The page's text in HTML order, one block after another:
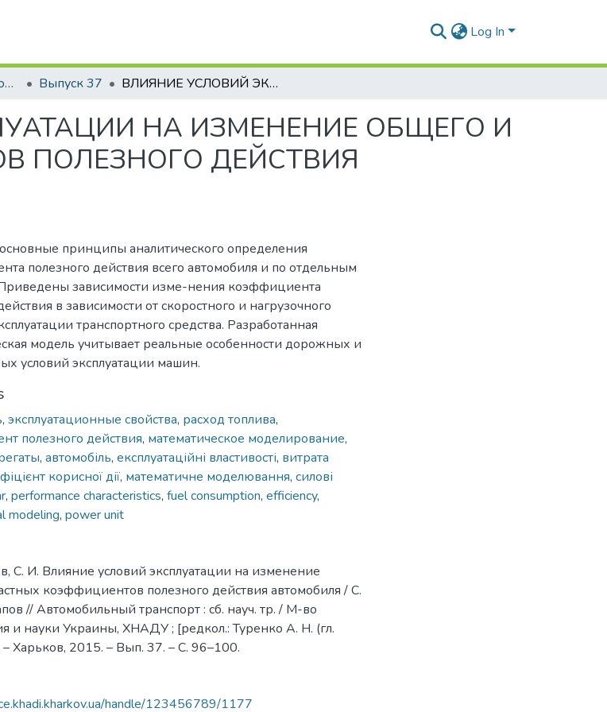
Log In
Автомобільний транспорт / Автомобильный транспорт Выпуск 37 ВЛИЯНИЕ УСЛОВИЙ ЭКСПЛУАТАЦИИ НА ИЗМЕНЕНИЕ ОБЩЕГО И ЧАСТНЫХ КОЭФФИЦИЕНТОВ ПОЛЕЗНОГО ДЕЙСТВИЯ АВТОМОБИЛЯ
НА ИЗМЕНЕНИЕ ОБЩЕГО И
ПОЛЕЗНОГО ДЕЙСТВИЯ
принципы аналитического определения
полезного действия всего автомобиля и по отдельным
Приведены зависимости изме-нения коэффициента
в зависимости от скоростного и нагрузочного
транспортного средства. Разработанная
модель учитывает реальные особенности дорожных и
условий эксплуатации машин.
, эксплуатационные свойства, расход топлива,
полезного действия, математическое моделирование,
, автомобіль, експлуатаційні властивості, витрата
корисної дії, математичне моделювання, силові
, performance characteristics, fuel consumption, efficiency,
modeling, power unit
С. И. Влияние условий эксплуатации на изменение
коэффициентов полезного действия автомобиля / С.
// Автомобильный транспорт : сб. науч. тр. / М-во
и науки Украины, ХНАДУ ; [редкол.: Туренко А. Н. (гл.
Харьков, 2015. – Вып. 37. – С. 96–100.
handle/123456789/1177